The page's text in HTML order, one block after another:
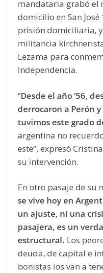
mandataria grabó el
domicilio en San
prisión domiciliaria,
militancia
Lezama para
Independencia.
“Desde el año ’56,
derrocaron a Perón
tuvimos este grado
argentina no
este”, expresó
su intervención.
En otro pasaje de su
se vive hoy en
un ajuste, ni una
pasajera, es un
estructural. Los
deuda, de capital e
bonistas los van a